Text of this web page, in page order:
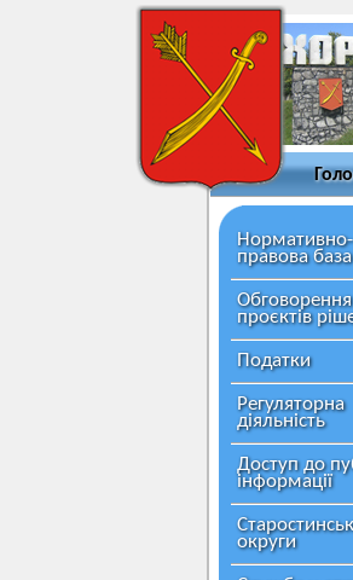
Нормативно-
правова база
Обговорення
проєктів
Податки
Регуляторна
діяльність
Доступ до
інформації
округи